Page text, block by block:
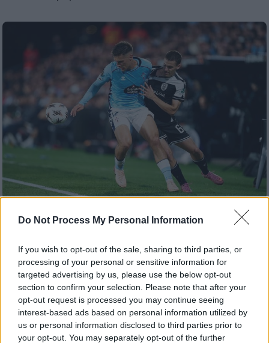
Do Not Process My Personal Information
If you wish to opt-out of the sale, sharing to third parties, or
processing of your personal or sensitive information for
targeted advertising by us, please use the below opt-out
section to confirm your selection. Please note that after your
opt-out request is processed you may continue seeing
interest-based ads based on personal information utilized by
us or personal information disclosed to third parties prior to
your opt-out. You may separately opt-out of the further
Αθλητισμός|02.10.2025 23:59
με ανατροπή για τον Δικέφαλο
Η Θέλτα επικράτησε 3-1 του ΠΑΟΚ που
προηγήθηκε στο σκορ